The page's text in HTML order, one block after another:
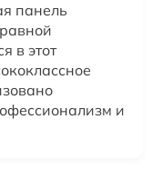
панель
в этот
и